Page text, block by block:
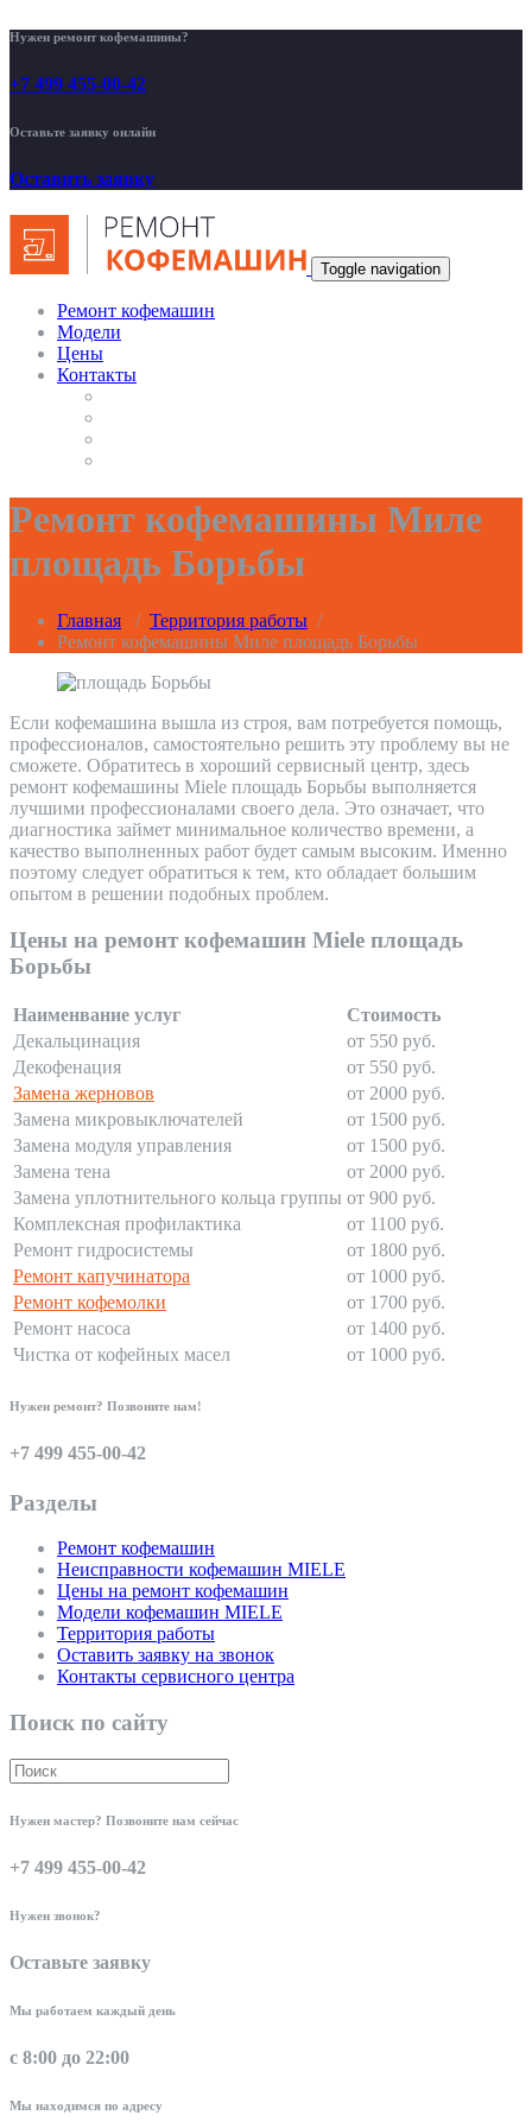
Нужен ремонт кофемашины?
+7 499 455-00-42
Оставьте заявку онлайн
Оставить заявку
Toggle navigation
Ремонт кофемашин
Модели
Цены
Контакты
Ремонт кофемашины Миле
площадь Борьбы
Главная / Территория работы /
Ремонт кофемашины Миле площадь Борьбы
Если кофемашина вышла из строя, вам потребуется помощь,
профессионалов, самостоятельно решить эту проблему вы не
сможете. Обратитесь в хороший сервисный центр, здесь
ремонт кофемашины Miele площадь Борьбы выполняется
лучшими профессионалами своего дела. Это означает, что
диагностика займет минимальное количество времени, а
качество выполненных работ будет самым высоким. Именно
поэтому следует обратиться к тем, кто обладает большим
опытом в решении подобных проблем.
Цены на ремонт кофемашин Miele площадь
Борьбы
Наименвание услуг
Стоимость
Декальцинация
от 550 руб.
Декофенация
от 550 руб.
Замена жерновов
от 2000 руб.
Замена микровыключателей
от 1500 руб.
Замена модуля управления
от 1500 руб.
Замена тена
от 2000 руб.
Замена уплотнительного кольца группы от 900 руб.
Комплексная профилактика
от 1100 руб.
Ремонт гидросистемы
от 1800 руб.
Ремонт капучинатора
от 1000 руб.
Ремонт кофемолки
от 1700 руб.
Ремонт насоса
от 1400 руб.
Чистка от кофейных масел
от 1000 руб.
Нужен ремонт? Позвоните нам!
+7 499 455-00-42
Разделы
Ремонт кофемашин
Неисправности кофемашин MIELE
Цены на ремонт кофемашин
Модели кофемашин MIELE
Территория работы
Оставить заявку на звонок
Контакты сервисного центра
Поиск по сайту
Нужен мастер? Позвоните нам сейчас
+7 499 455-00-42
Нужен звонок?
Оставьте заявку
Мы работаем каждый день
с 8:00 до 22:00
Мы находимся по адресу